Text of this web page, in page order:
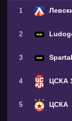
1
2
3
4 ЦСКА
5 ЦСКА